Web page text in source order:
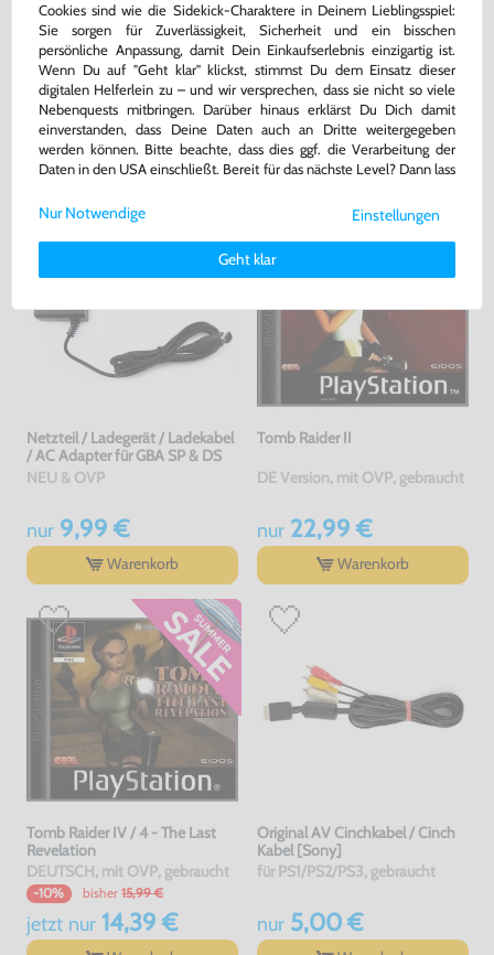
nur139,99 €
Warenkorb
nur7,99 €
Warenkorb
DAS HABEN ANDERE DAZU
GEKAUFT
Netzteil / Ladegerät / Ladekabel
/ AC Adapter für GBA SP & DS
NEU & OVP
nur9,99 €
Warenkorb
Tomb Raider II
DE Version, mit OVP, gebraucht
nur22,99 €
Warenkorb
Tomb Raider IV / 4 - The Last
Revelation
DEUTSCH, mit OVP, gebraucht
-10% bisher 15,99 €
jetzt nur14,39 €
Original AV Cinchkabel / Cinch
Kabel [Sony]
für PS1/PS2/PS3, gebraucht
nur5,00 €
Cookies sind wie die Sidekick-Charaktere in Deinem Lieblingsspiel:
Sie sorgen für Zuverlässigkeit, Sicherheit und ein bisschen
persönliche Anpassung, damit Dein Einkaufserlebnis einzigartig ist.
Wenn Du auf "Geht klar" klickst, stimmst Du dem Einsatz dieser
digitalen Helferlein zu – und wir versprechen, dass sie nicht so viele
Nebenquests mitbringen. Darüber hinaus erklärst Du Dich damit
einverstanden, dass Deine Daten auch an Dritte weitergegeben
werden können. Bitte beachte, dass dies ggf. die Verarbeitung der
Daten in den USA einschließt. Bereit für das nächste Level? Dann lass
Weitere Informationen zu den von uns verwendeten Cookies und
Deinen Rechten als Nutzer findest Du in unsererDaten­schutz­
Impressum.
Einstellungen
Geht klar
Nur Notwendige